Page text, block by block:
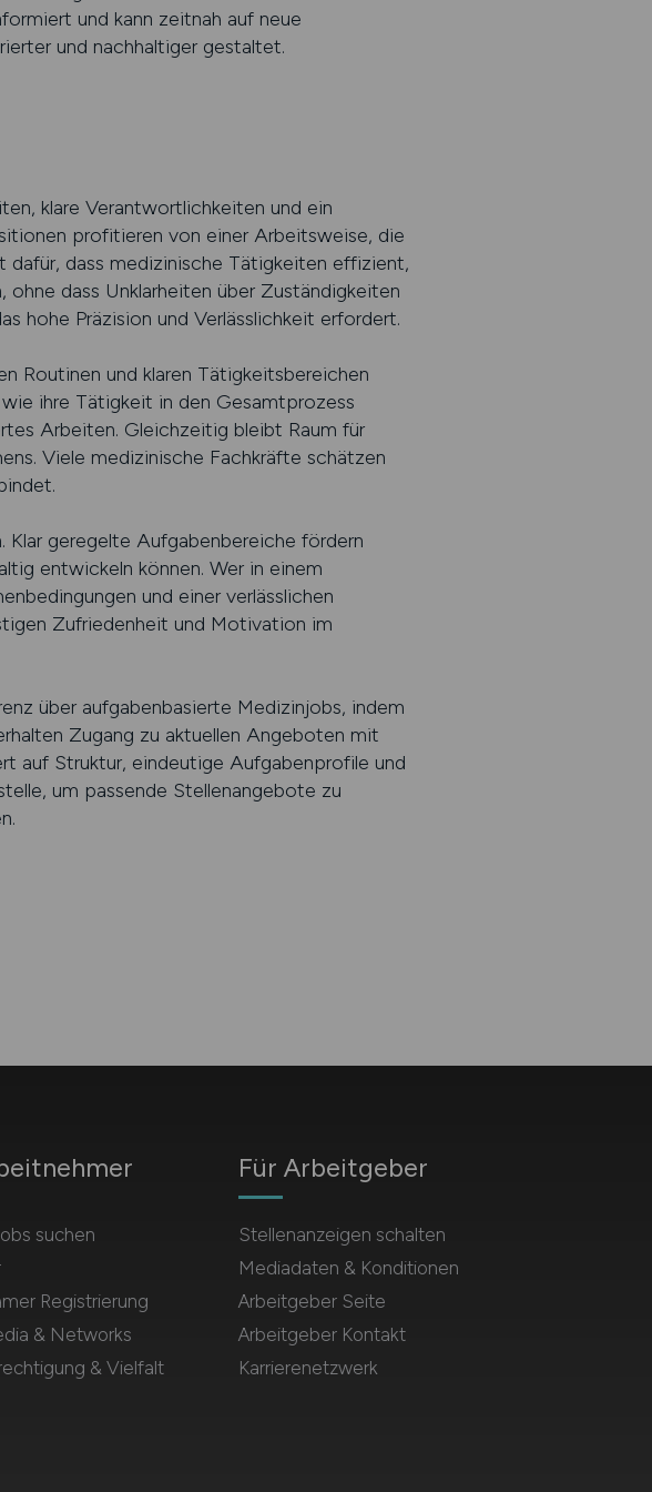
und kann zeitnah auf neue
und nachhaltiger gestaltet.
klare Verantwortlichkeiten und ein
profitieren von einer Arbeitsweise, die
dafür, dass medizinische Tätigkeiten effizient,
dass Unklarheiten über Zuständigkeiten
hohe Präzision und Verlässlichkeit erfordert.
Routinen und klaren Tätigkeitsbereichen
ihre Tätigkeit in den Gesamtprozess
Arbeiten. Gleichzeitig bleibt Raum für
Viele medizinische Fachkräfte schätzen
geregelte Aufgabenbereiche fördern
entwickeln können. Wer in einem
und einer verlässlichen
Zufriedenheit und Motivation im
über aufgabenbasierte Medizinjobs, indem
Zugang zu aktuellen Angeboten mit
auf Struktur, eindeutige Aufgabenprofile und
um passende Stellenangebote zu
suchen
Registrierung
& Networks
& Vielfalt
Für Arbeitgeber
Stellenanzeigen schalten
Mediadaten & Konditionen
Arbeitgeber Seite
Arbeitgeber Kontakt
Karrierenetzwerk